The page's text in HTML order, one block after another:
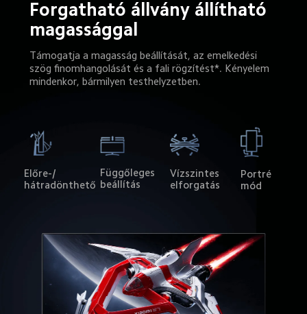
Forgatható állvány állítható
magassággal
Támogatja a magasság beállítását, az emelkedési
szög finomhangolását és a fali rögzítést*. Kényelem
mindenkor, bármilyen testhelyzetben.
Előre-/
hátradönthető
Függőleges
beállítás
Vízszintes
elforgatás
Portré
mód